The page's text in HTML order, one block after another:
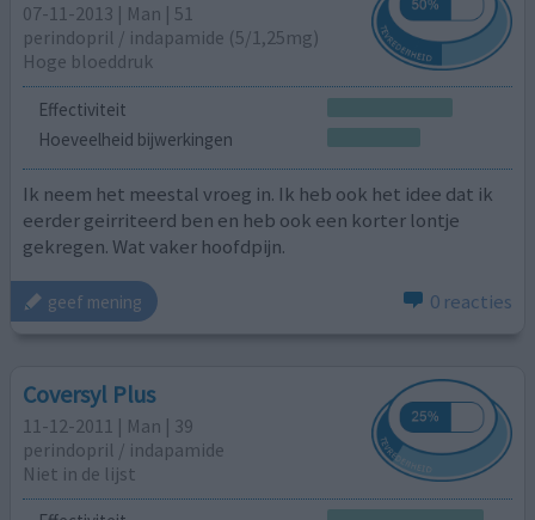
07-11-2013 | Man | 51
perindopril / indapamide (5/1,25mg)
Hoge bloeddruk
Effectiviteit
Hoeveelheid bijwerkingen
Ik neem het meestal vroeg in. Ik heb ook het idee dat ik
eerder geirriteerd ben en heb ook een korter lontje
gekregen. Wat vaker hoofdpijn.
geef mening 0 reacties
Coversyl Plus
11-12-2011 | Man | 39
perindopril / indapamide
Niet in de lijst